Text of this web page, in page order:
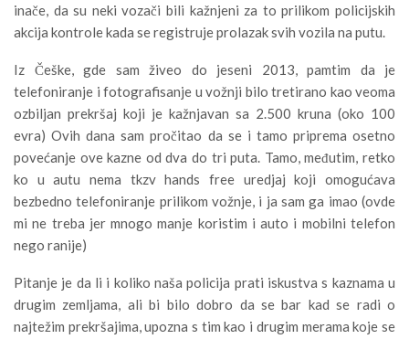
inače, da su neki vozači bili kažnjeni za to prilikom policijskih
akcija kontrole kada se registruje prolazak svih vozila na putu.
Iz Češke, gde sam živeo do jeseni 2013, pamtim da je
telefoniranje i fotografisanje u vožnji bilo tretirano kao veoma
ozbiljan prekršaj koji je kažnjavan sa 2.500 kruna (oko 100
evra) Ovih dana sam pročitao da se i tamo priprema osetno
povećanje ove kazne od dva do tri puta. Tamo, međutim, retko
ko u autu nema tkzv hands free uredjaj koji omogućava
bezbedno telefoniranje prilikom vožnje, i ja sam ga imao (ovde
mi ne treba jer mnogo manje koristim i auto i mobilni telefon
nego ranije)
Pitanje je da li i koliko naša policija prati iskustva s kaznama u
drugim zemljama, ali bi bilo dobro da se bar kad se radi o
najtežim prekršajima, upozna s tim kao i drugim merama koje se